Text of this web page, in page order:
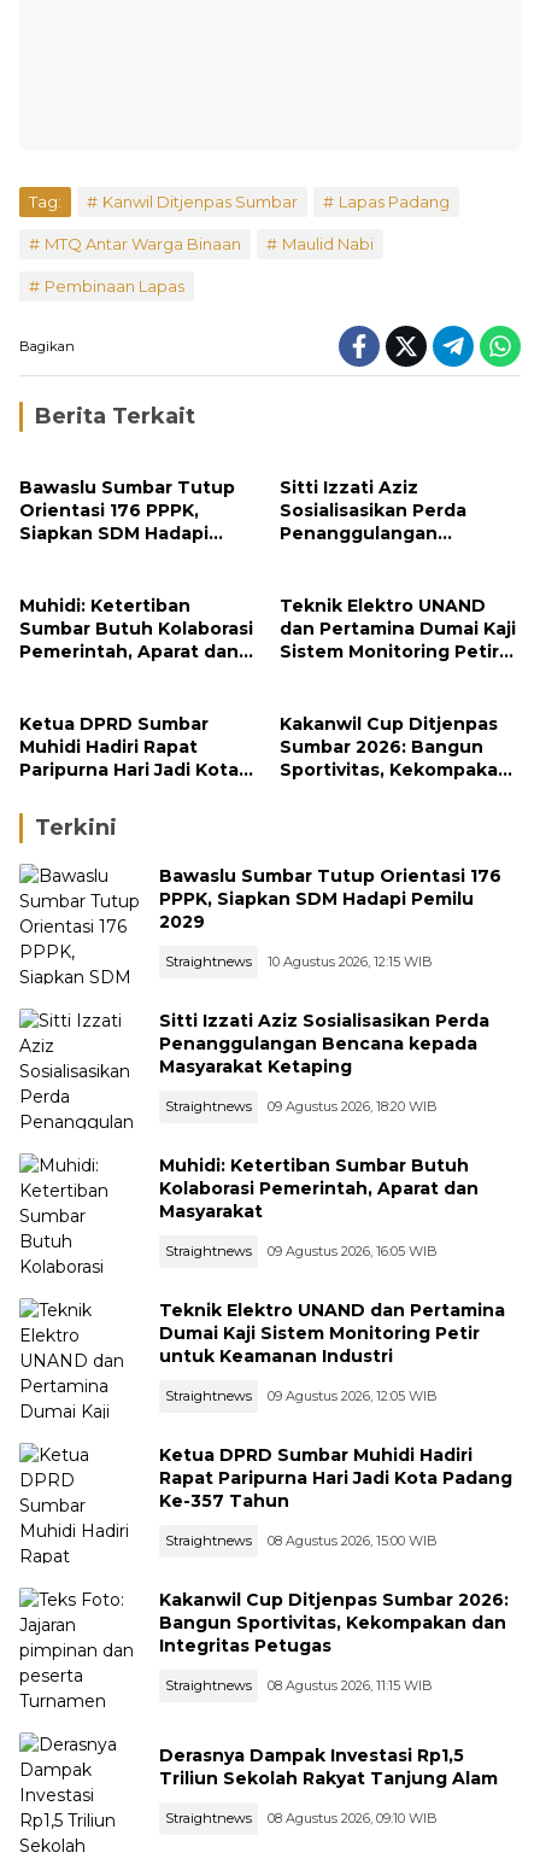
Tag: Kanwil Ditjenpas Sumbar Lapas Padang
MTQ Antar Warga Binaan Maulid Nabi
Pembinaan Lapas
Bagikan
Berita Terkait
Bawaslu Sumbar Tutup
Orientasi 176 PPPK,
Siapkan SDM Hadapi
Sitti Izzati Aziz
Sosialisasikan Perda
Penanggulangan
Muhidi: Ketertiban
Sumbar Butuh Kolaborasi
Pemerintah, Aparat dan
Teknik Elektro UNAND
dan Pertamina Dumai Kaji
Sistem Monitoring Petir
Ketua DPRD Sumbar
Muhidi Hadiri Rapat
Paripurna Hari Jadi Kota
Kakanwil Cup Ditjenpas
Sumbar 2026: Bangun
Sportivitas, Kekompakan
Terkini
Bawaslu Sumbar Tutup Orientasi 176
PPPK, Siapkan SDM Hadapi Pemilu
2029
Straightnews 10 Agustus 2026, 12:15 WIB
Sitti Izzati Aziz Sosialisasikan Perda
Penanggulangan Bencana kepada
Masyarakat Ketaping
Straightnews 09 Agustus 2026, 18:20 WIB
Muhidi: Ketertiban Sumbar Butuh
Kolaborasi Pemerintah, Aparat dan
Masyarakat
Straightnews 09 Agustus 2026, 16:05 WIB
Teknik Elektro UNAND dan Pertamina
Dumai Kaji Sistem Monitoring Petir
untuk Keamanan Industri
Straightnews 09 Agustus 2026, 12:05 WIB
Ketua DPRD Sumbar Muhidi Hadiri
Rapat Paripurna Hari Jadi Kota Padang
Ke-357 Tahun
Straightnews 08 Agustus 2026, 15:00 WIB
Kakanwil Cup Ditjenpas Sumbar 2026:
Bangun Sportivitas, Kekompakan dan
Integritas Petugas
Straightnews 08 Agustus 2026, 11:15 WIB
Derasnya Dampak Investasi Rp1,5
Triliun Sekolah Rakyat Tanjung Alam
Straightnews 08 Agustus 2026, 09:10 WIB